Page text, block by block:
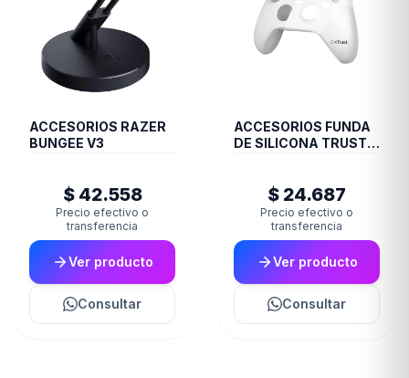
ACCESORIOS RAZER
BUNGEE V3
$ 42.558
Precio efectivo o
transferencia
Ver producto
Consultar
ACCESORIOS FUNDA
DE SILICONA TRUST
$ 24.687
Precio efectivo o
transferencia
Ver producto
Consultar